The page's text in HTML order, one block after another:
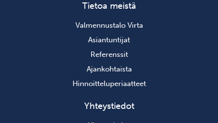
Tietoa meistä
Valmennustalo Virta
Asiantuntijat
Referenssit
Ajankohtaista
Hinnoitteluperiaatteet
Yhteystiedot